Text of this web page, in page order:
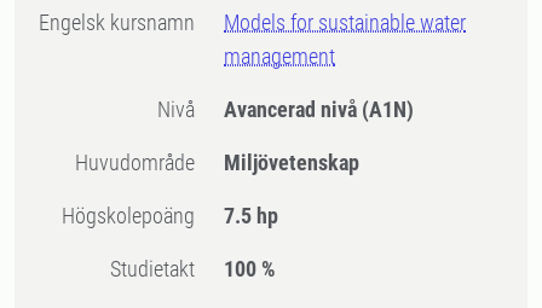
Engelsk kursnamn
Models for sustainable water
management
Nivå Avancerad nivå (A1N)
Huvudområde Miljövetenskap
högskolepoäng 7.5 hp
Studietakt 100 %